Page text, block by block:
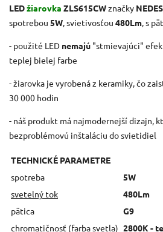
LEDžiarovka ZLS615CWznačky NEDES
spotrebou 5W , svietivosťou 480Lm , s
- použité LED nemajú "stmievajúci"
teplej bielej farbe
- žiarovka je vyrobená z keramiky, čo
30 000 hodin
- náš produkt má najmodernejší dizajn,
bezproblémovú inštaláciu do svietidiel
TECHNICKÉ PARAMETRE
spotreba
5W
svetelný tok
480Lm
pätica
G9
chromatičnosť (farba svetla) 2800K -